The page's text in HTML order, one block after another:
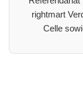
rightmart
Celle